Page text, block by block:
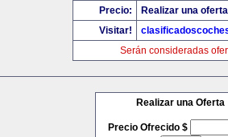
Precio:
Realizar una
Visitar!
Serán consideradas
Realizar una Oferta
Precio Ofrecido $